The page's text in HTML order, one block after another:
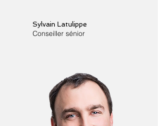
Sylvain Latulippe
Conseiller sénior